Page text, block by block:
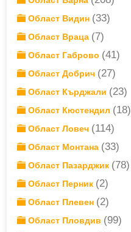
Област Видин (33)
Област Враца (7)
Област Габрово (41)
Област Добрич (27)
Област Кърджали (23)
Област Кюстендил (18)
Област Ловеч (114)
Област Монтана (33)
Област Пазарджик (78)
Област Перник (2)
Област Плевен (2)
Област Пловдив (99)